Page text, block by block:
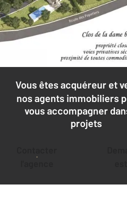
Vous êtes acquéreur et
nos agents immobiliers
vous accompagner
projets